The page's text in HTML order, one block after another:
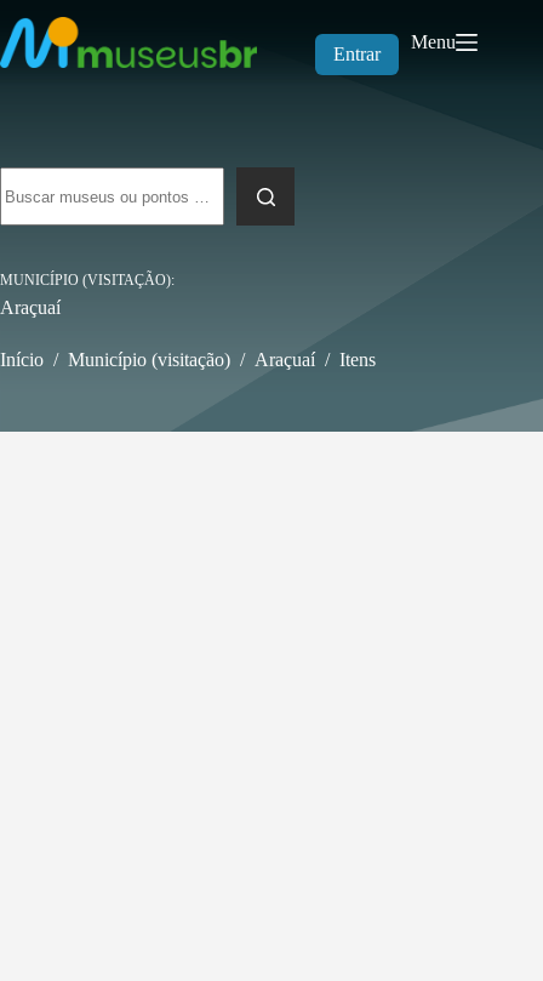
para
o
conteúdo
Entrar
Menu
resultados
MUNICÍPIO (VISITAÇÃO)
Araçuaí
Início / Município (visitação) / Araçuaí / Itens